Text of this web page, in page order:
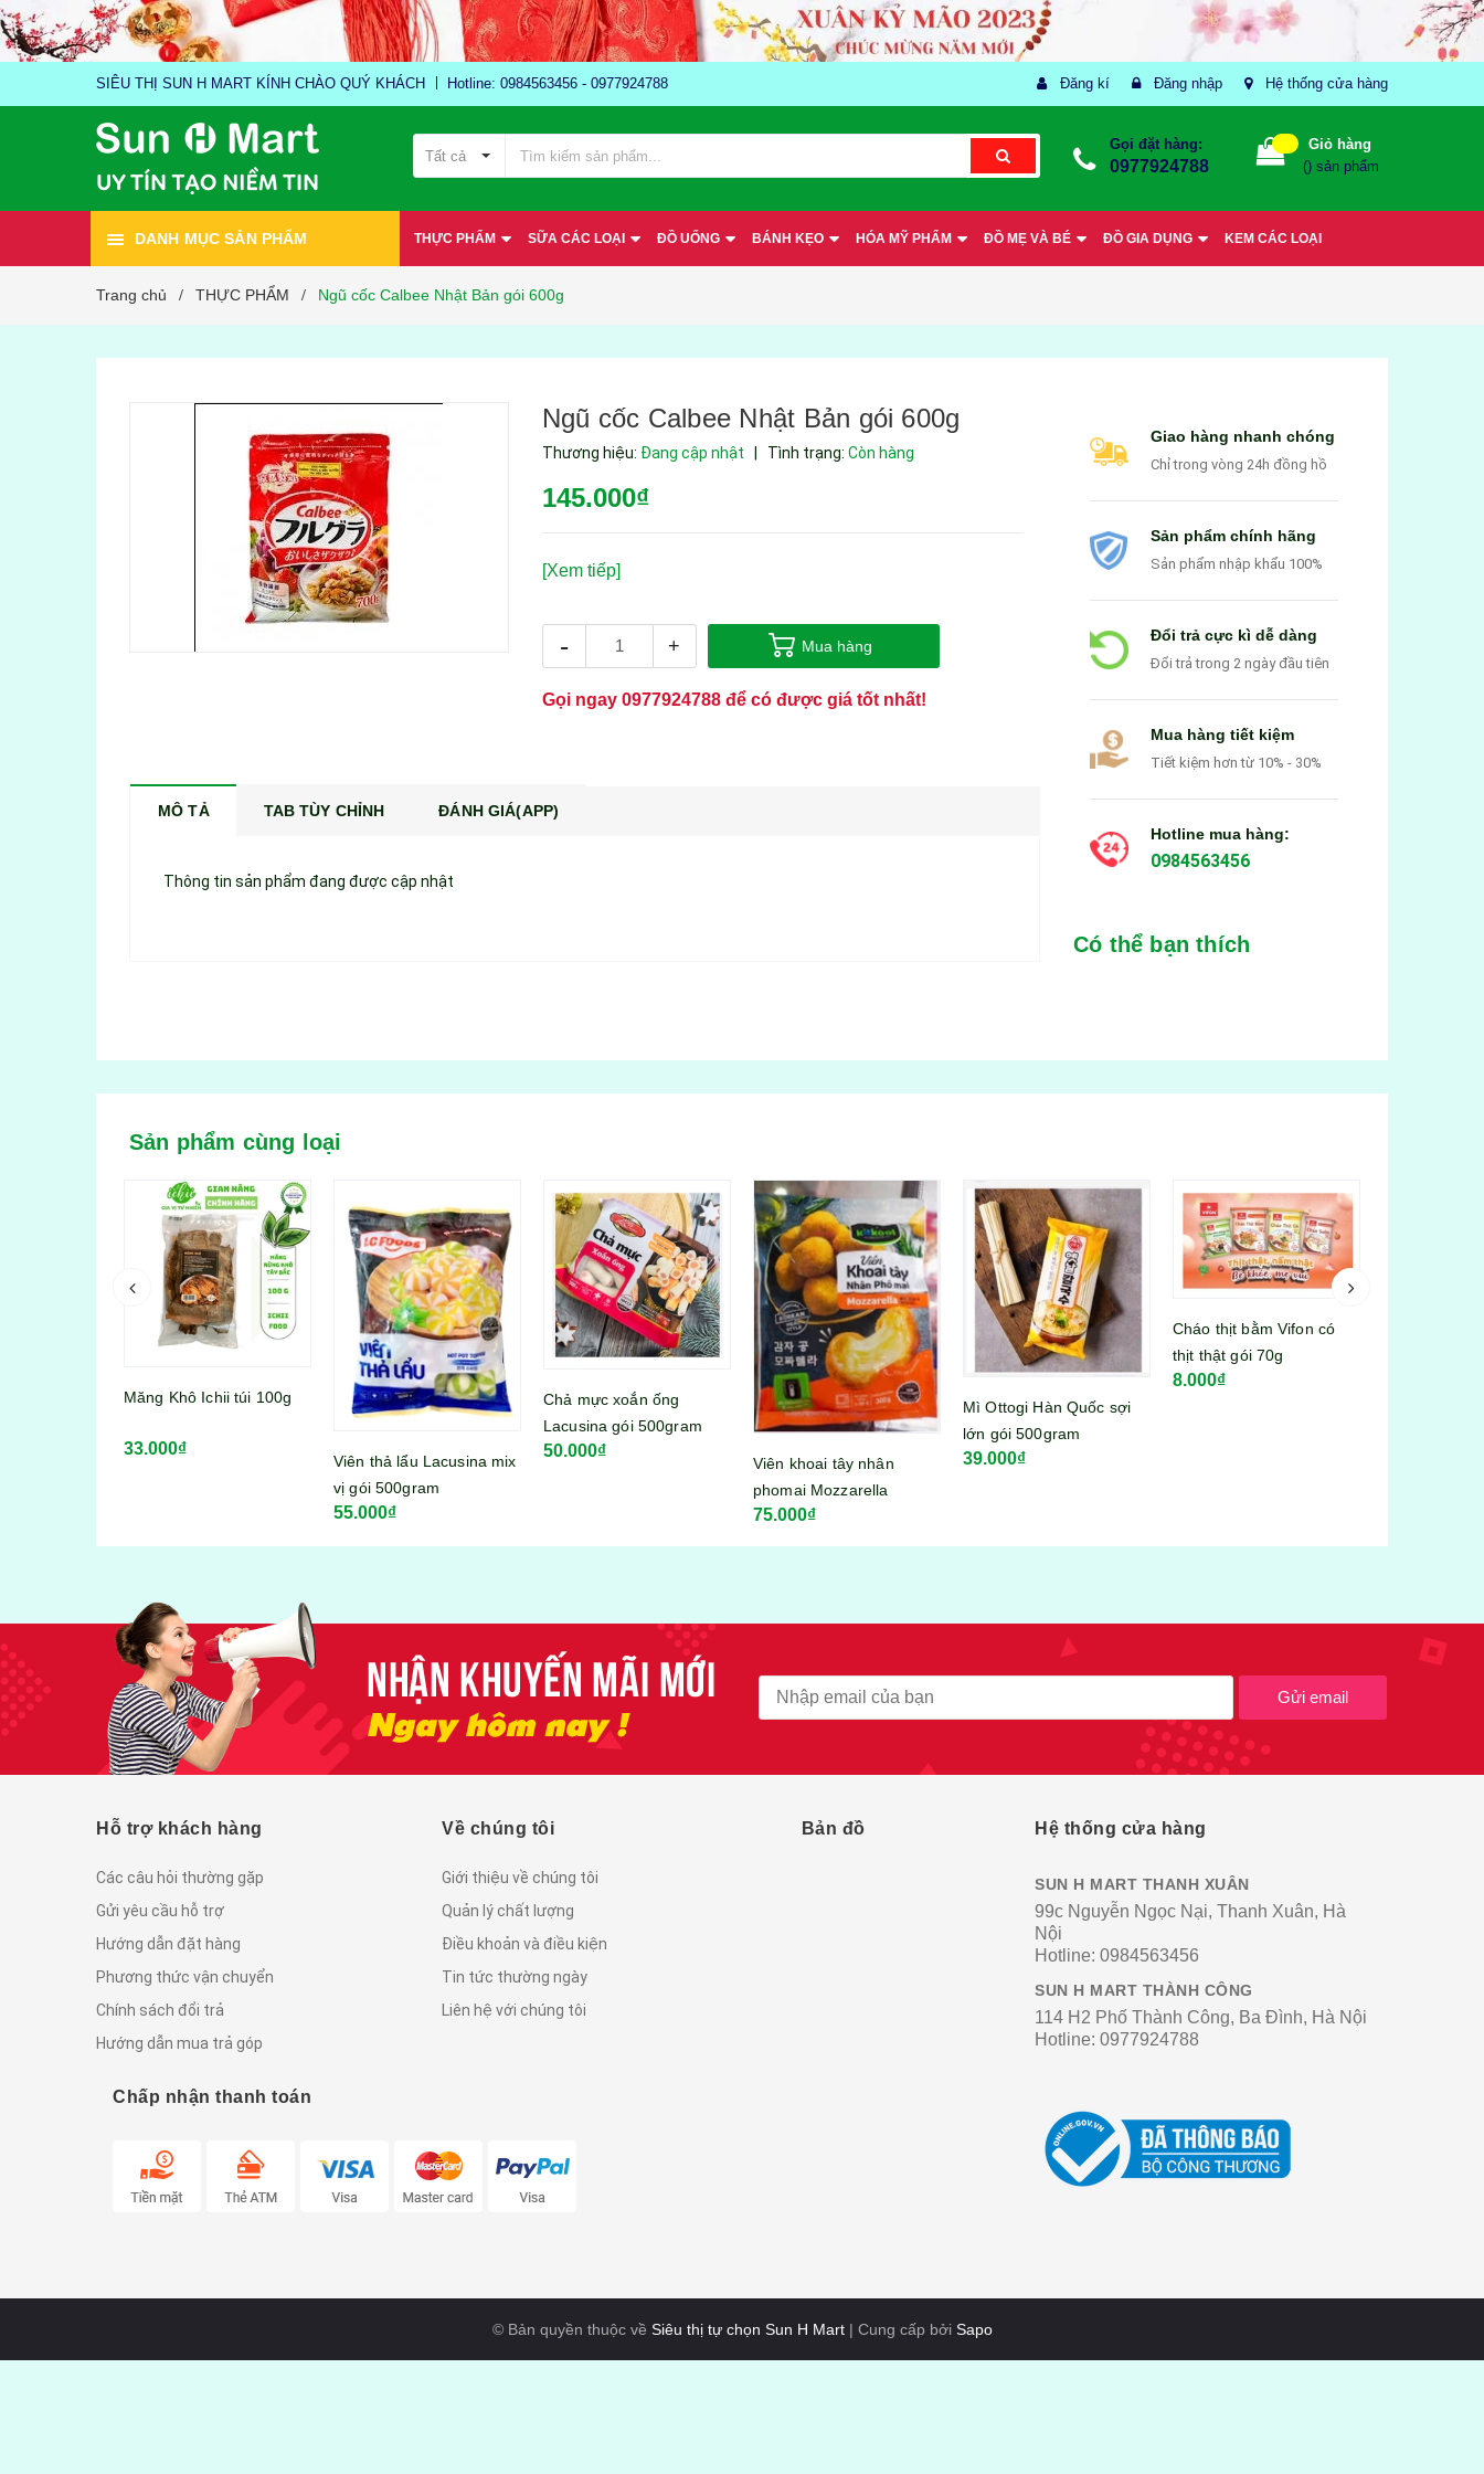
SIÊU THỊ SUN H MART KÍNH CHÀO QUÝ KHÁCH Hotline: 0984563456 - 0977924788 Đăng kí Đăng nhập Hệ thống cửa hàng
Tất cả
Gọi đặt hàng:
0977924788
Giỏ hàng
() sản phẩm
DANH MỤC SẢN PHẨM THỰC PHẨM SỮA CÁC LOẠI ĐỒ UỐNG BÁNH KẸO HÓA MỸ PHẨM ĐỒ MẸ VÀ BÉ ĐỒ GIA DỤNG KEM CÁC LOẠI
Trang chủ / THỰC PHẨM / Ngũ cốc Calbee Nhật Bản gói 600g
Ngũ cốc Calbee Nhật Bản gói 600g
Thương hiệu: Đang cập nhật Tình trạng: Còn hàng
145.000₫
[Xem tiếp]
- + Mua hàng
Gọi ngay 0977924788để có được giá tốt nhất!
MÔ TẢ TAB TÙY CHỈNH ĐÁNH GIÁ(APP)
Thông tin sản phẩm đang được cập nhật
Giao hàng nhanh chóng
Chỉ trong vòng 24h đồng hồ
Sản phẩm chính hãng
Sản phẩm nhập khẩu 100%
Đổi trả cực kì dễ dàng
Đổi trả trong 2 ngày đầu tiên
Mua hàng tiết kiệm
Tiết kiệm hơn từ 10% - 30%
Hotline mua hàng:
0984563456
Có thể bạn thích
Sản phẩm cùng loại
Măng Khô Ichii túi 100g
33.000₫
Viên thả lẩu Lacusina mix
vị gói 500gram
55.000₫
Chả mực xoắn ống
Lacusina gói 500gram
50.000₫
Viên khoai tây nhân
phomai Mozzarella
KITKOOL gói 300gram
75.000₫
Mì Ottogi Hàn Quốc sợi
lớn gói 500gram
39.000₫
Cháo thịt bằm Vifon có
thịt thật gói 70g
8.000₫
Gửi email
Hỗ trợ khách hàng
Các câu hỏi thường gặp
Gửi yêu cầu hỗ trợ
Hướng dẫn đặt hàng
Phương thức vận chuyển
Chính sách đổi trả
Hướng dẫn mua trả góp
Về chúng tôi
Giới thiệu về chúng tôi
Quản lý chất lượng
Điều khoản và điều kiện
Tin tức thường ngày
Liên hệ với chúng tôi
Chấp nhận thanh toán
Bản đồ Hệ thống cửa hàng
SUN H MART THANH XUÂN
99c Nguyễn Ngọc Nại, Thanh Xuân, Hà
Nội
Hotline: 0984563456
SUN H MART THÀNH CÔNG
114 H2 Phố Thành Công, Ba Đình, Hà Nội
Hotline: 0977924788
© Bản quyền thuộc về Siêu thị tự chọn Sun H Mart| Cung cấp bởi Sapo